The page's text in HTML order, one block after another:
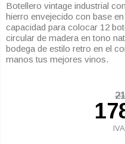
Botellero vintage industrial
hierro envejecido con base
capacidad para colocar 12
circular de madera en tono
bodega de estilo retro en el
manos tus mejores vinos.